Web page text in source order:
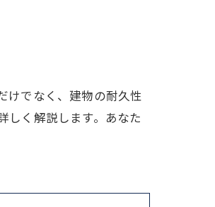
けでなく、建物の耐久性
しく解説します。あなた